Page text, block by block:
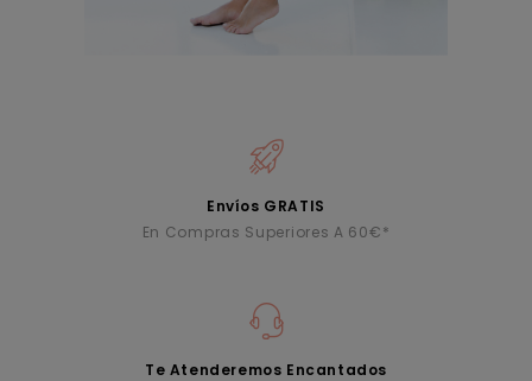
Envíos GRATIS
En Compras Superiores A 60€*
Te Atenderemos Encantados